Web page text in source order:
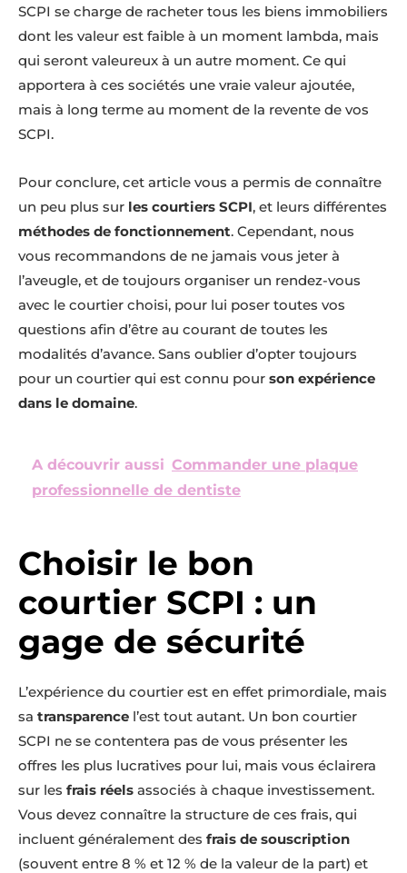
SCPI se charge de racheter tous les biens immobiliers
dont les valeur est faible à un moment lambda, mais
qui seront valeureux à un autre moment. Ce qui
apportera à ces sociétés une vraie valeur ajoutée,
mais à long terme au moment de la revente de vos
SCPI.
Pour conclure, cet article vous a permis de connaître
un peu plus sur les courtiers SCPI, et leurs différentes
méthodes de fonctionnement. Cependant, nous
vous recommandons de ne jamais vous jeter à
l’aveugle, et de toujours organiser un rendez-vous
avec le courtier choisi, pour lui poser toutes vos
questions afin d’être au courant de toutes les
modalités d’avance. Sans oublier d’opter toujours
pour un courtier qui est connu pour son expérience
dans le domaine.
A découvrir aussi Commander une plaque
professionnelle de dentiste
Choisir le bon
courtier SCPI : un
gage de sécurité
L’expérience du courtier est en effet primordiale, mais
sa transparence l’est tout autant. Un bon courtier
SCPI ne se contentera pas de vous présenter les
offres les plus lucratives pour lui, mais vous éclairera
sur les frais réels associés à chaque investissement.
Vous devez connaître la structure de ces frais, qui
incluent généralement des frais de souscription
(souvent entre 8 % et 12 % de la valeur de la part) et